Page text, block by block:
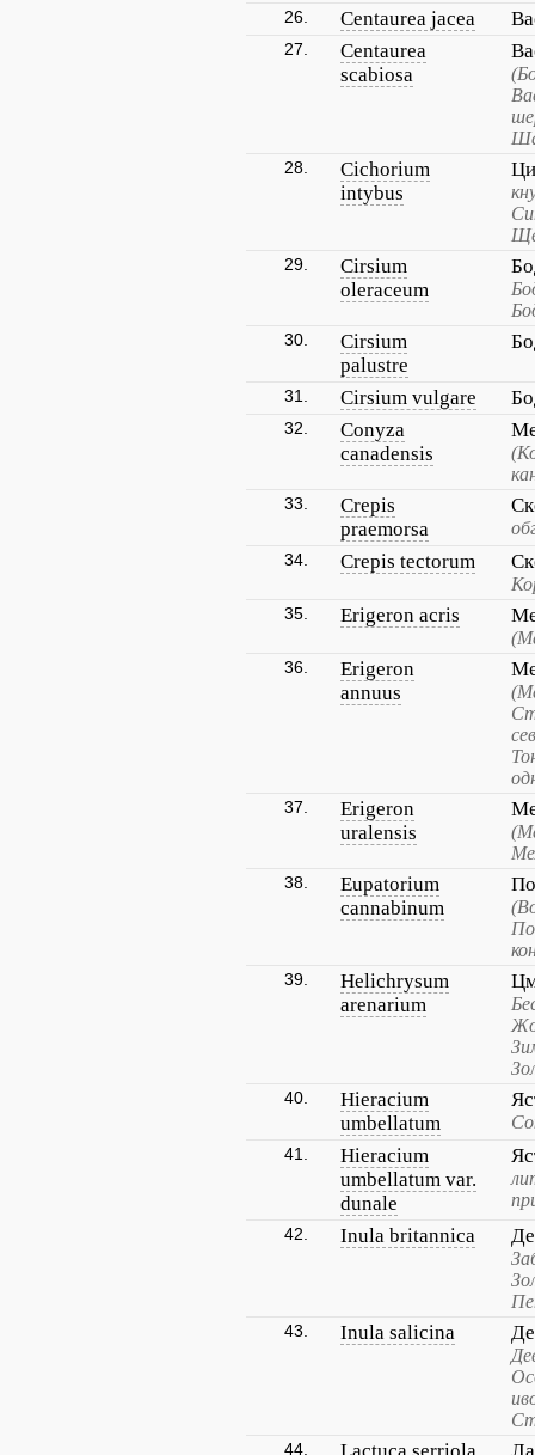
26. Centaurea jacea
27.
Centaurea
scabiosa
28.
Cichorium
intybus
29.
Cirsium
oleraceum
30.
Cirsium
palustre
31. Cirsium vulgare
32.
Conyza
canadensis
33.
Crepis
praemorsa
34. Crepis tectorum
35. Erigeron acris
36.
Erigeron
annuus
37.
Erigeron
uralensis
38.
Eupatorium
cannabinum
39.
Helichrysum
arenarium
40.
Hieracium
umbellatum
41.
Hieracium
umbellatum var.
dunale
42. Inula britannica
43. Inula salicina
44.